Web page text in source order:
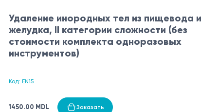
Удаление инородных тел из пищевода и
желудка, II категории сложности (без
стоимости комплекта одноразовых
инструментов)
Код: EN15
1450.00 MDL Заказать